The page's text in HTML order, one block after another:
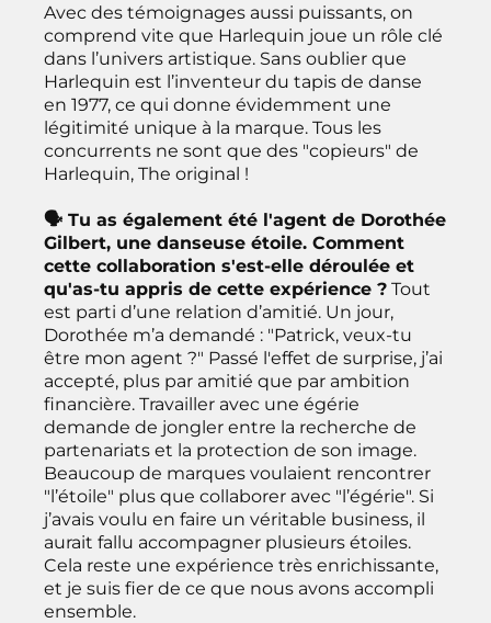
Avec des témoignages aussi puissants, on
comprend vite que Harlequin joue un rôle clé
dans l’univers artistique. Sans oublier que
Harlequin est l’inventeur du tapis de danse
en 1977, ce qui donne évidemment une
légitimité unique à la marque. Tous les
concurrents ne sont que des "copieurs" de
Harlequin, The original !
🗣 Tu as également été l'agent de Dorothée
Gilbert, une danseuse étoile. Comment
cette collaboration s'est-elle déroulée et
qu'as-tu appris de cette expérience ? Tout
est parti d’une relation d’amitié. Un jour,
Dorothée m’a demandé : "Patrick, veux-tu
être mon agent ?" Passé l'effet de surprise, j’ai
accepté, plus par amitié que par ambition
financière. Travailler avec une égérie
demande de jongler entre la recherche de
partenariats et la protection de son image.
Beaucoup de marques voulaient rencontrer
"l’étoile" plus que collaborer avec "l’égérie". Si
j’avais voulu en faire un véritable business, il
aurait fallu accompagner plusieurs étoiles.
Cela reste une expérience très enrichissante,
et je suis fier de ce que nous avons accompli
ensemble.